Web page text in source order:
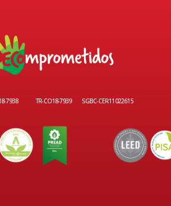
7938 TR-CO18-7939 SGBC-CER11022615